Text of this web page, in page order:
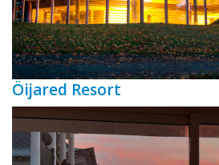
Öijared Resort